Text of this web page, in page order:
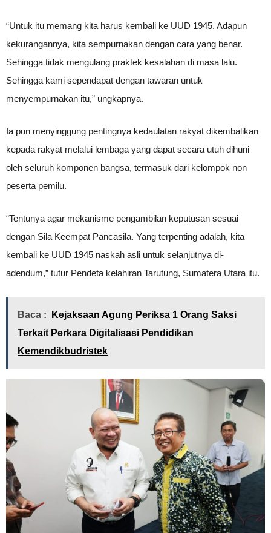
“Untuk itu memang kita harus kembali ke UUD 1945. Adapun
kekurangannya, kita sempurnakan dengan cara yang benar.
Sehingga tidak mengulang praktek kesalahan di masa lalu.
Sehingga kami sependapat dengan tawaran untuk
menyempurnakan itu,” ungkapnya.
Ia pun menyinggung pentingnya kedaulatan rakyat dikembalikan
kepada rakyat melalui lembaga yang dapat secara utuh dihuni
oleh seluruh komponen bangsa, termasuk dari kelompok non
peserta pemilu.
“Tentunya agar mekanisme pengambilan keputusan sesuai
dengan Sila Keempat Pancasila. Yang terpenting adalah, kita
kembali ke UUD 1945 naskah asli untuk selanjutnya di-
adendum,” tutur Pendeta kelahiran Tarutung, Sumatera Utara itu.
Baca :
Kejaksaan Agung Periksa 1 Orang Saksi
Terkait Perkara Digitalisasi Pendidikan
Kemendikbudristek